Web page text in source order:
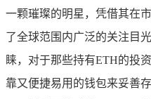
一颗璀璨的明星，凭借其在
了全球范围内广泛的关注目
睐，对于那些持有ETH的投
靠又便捷易用的钱包来妥善